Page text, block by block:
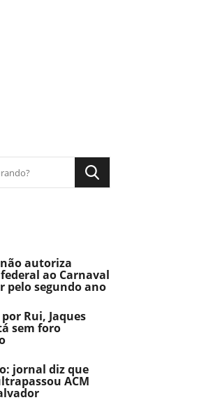
autoriza
ao Carnaval
pelo segundo ano
Rui, Jaques
sem foro
jornal diz que
ACM